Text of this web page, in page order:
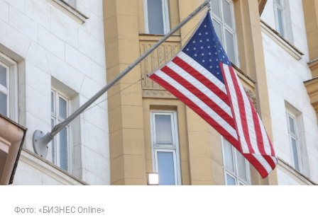
Фото: «БИЗНЕС Online»